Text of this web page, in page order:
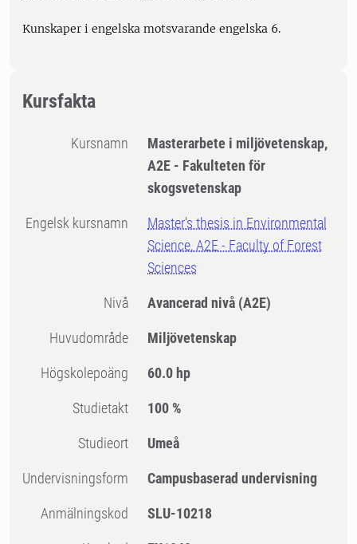
Kunskaper i engelska motsvarande engelska 6.
Kursfakta
Kursnamn
Masterarbete i miljövetenskap,
A2E - Fakulteten för
skogsvetenskap
Engelsk kursnamn
Master's thesis in Environmental
Science, A2E - Faculty of Forest
Sciences
Nivå Avancerad nivå (A2E)
Huvudområde Miljövetenskap
högskolepoäng 60.0 hp
Studietakt 100 %
Studieort Umeå
Undervisningsform Campusbaserad undervisning
Anmälningskod SLU-10218